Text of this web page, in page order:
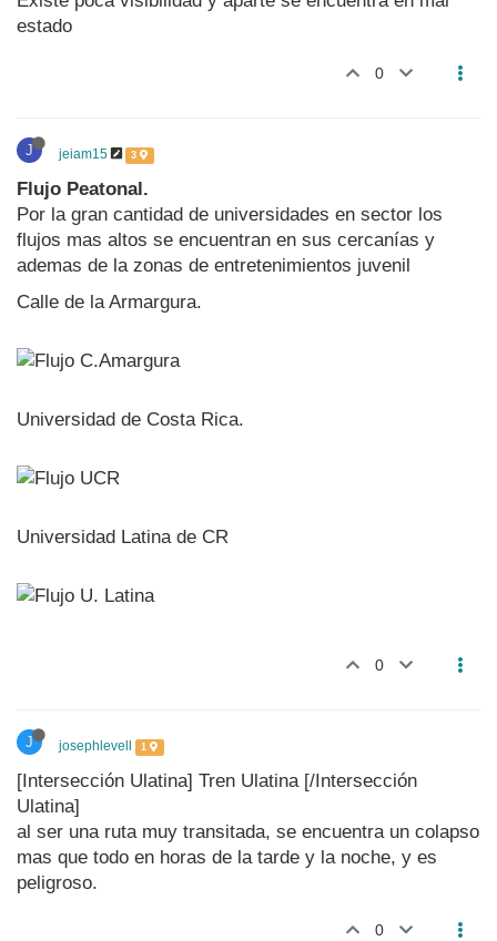
estado
0
J jeiam15 3
Flujo Peatonal.
Por la gran cantidad de universidades en sector los
flujos mas altos se encuentran en sus cercanías y
ademas de la zonas de entretenimientos juvenil
Calle de la Armargura.
Universidad de Costa Rica.
Universidad Latina de CR
0
J josephlevell 1
[Intersección Ulatina] Tren Ulatina [/Intersección
Ulatina]
al ser una ruta muy transitada, se encuentra un colapso
mas que todo en horas de la tarde y la noche, y es
peligroso.
0